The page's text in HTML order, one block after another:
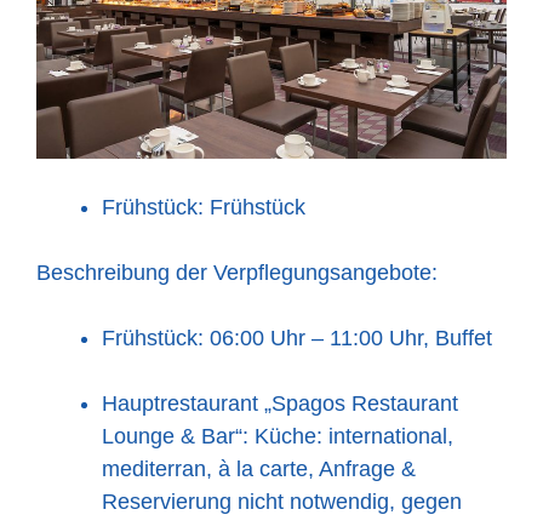
Frühstück: Frühstück
Beschreibung der Verpflegungsangebote:
Frühstück: 06:00 Uhr – 11:00 Uhr, Buffet
Hauptrestaurant „Spagos Restaurant
Lounge & Bar“: Küche: international,
mediterran, à la carte, Anfrage &
Reservierung nicht notwendig, gegen